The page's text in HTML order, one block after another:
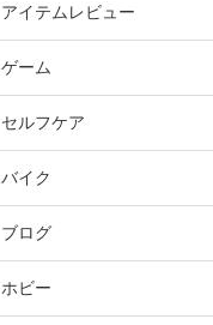
アイテムレビュー
ゲーム
セルフケア
バイク
ブログ
ホビー